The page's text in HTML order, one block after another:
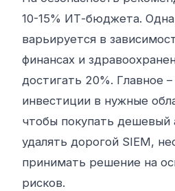
10-15% ИТ-бюджета.
варьируется в
финансах и
достигать 20%. Главное
инвестиции в нужные
чтобы покупать дешевый
удалять дорогой SIEM,
принимать решение на
рисков.